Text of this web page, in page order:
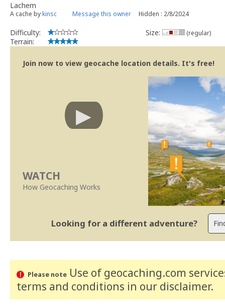
Lachem
A cache bykinsc Message this owner Hidden : 2/8/2024
Difficulty:
Terrain:
Size: (regular)
Join now to view geocache location details. It's free!
WATCH
How Geocaching Works
Looking for a different adventure?
Please noteUse of geocaching.com
terms and conditions in our disclaimer.